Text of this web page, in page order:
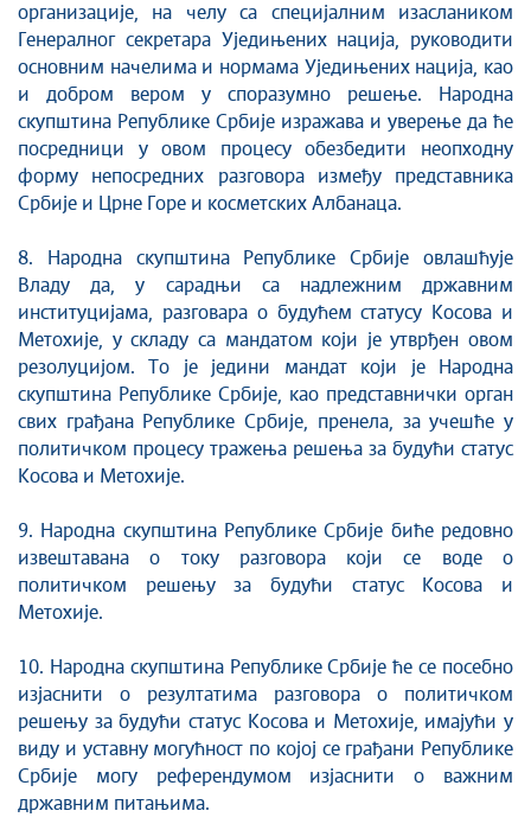
организације, на челу са специјалним изаслаником
Генералног секретара Уједињених нација, руководити
основним начелима и нормама Уједињених нација, као
и добром вером у споразумно решење. Народна
скупштина Републике Србије изражава и уверење да ће
посредници у овом процесу обезбедити неопходну
форму непосредних разговора између представника
Србије и Црне Горе и косметских Албанаца.
8. Народна скупштина Републике Србије овлашћује
Владу да, у сарадњи са надлежним државним
институцијама, разговара о будућем статусу Косова и
Метохије, у складу са мандатом који је утврђен овом
резолуцијом. То је једини мандат који је Народна
скупштина Републике Србије, као представнички орган
свих грађана Републике Србије, пренела, за учешће у
политичком процесу тражења решења за будући статус
Косова и Метохије.
9. Народна скупштина Републике Србије биће редовно
извештавана о току разговора који се воде о
политичком решењу за будући статус Косова и
Метохије.
10. Народна скупштина Републике Србије ће се посебно
изјаснити о резултатима разговора о политичком
решењу за будући статус Косова и Метохије, имајући у
виду и уставну могућност по којој се грађани Републике
Србије могу референдумом изјаснити о важним
државним питањима.